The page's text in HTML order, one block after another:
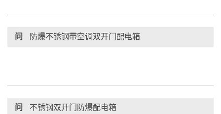
问 防爆不锈钢带空调双开门配电箱
问 不锈钢双开门防爆配电箱